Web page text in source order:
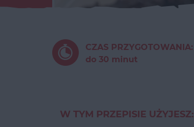
CZAS PRZYGOTOWANIA:
do 30 minut
W TYM PRZEPISIE UŻYJESZ: